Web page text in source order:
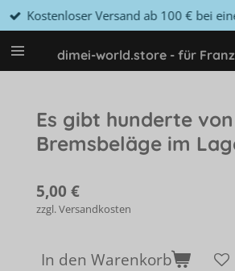
Zum
Hauptinhalt
springen dimei-world.store - für
Kostenloser Versand ab 100 € bei
Es gibt hunderte von
Bremsbeläge im
5,00 €
zzgl. Versandkosten
In den Warenkorb